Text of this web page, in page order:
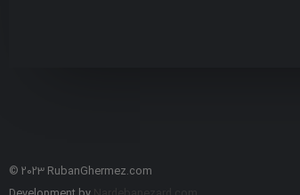
© 2023 RubanGhermez.com